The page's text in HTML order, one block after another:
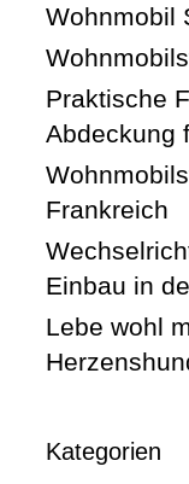
Wohnmobil
Praktische
Abdeckung
Frankreich
Einbau in
Lebe wohl
Kategorien